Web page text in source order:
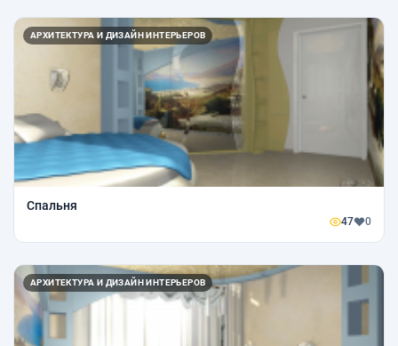
АРХИТЕКТУРА И ДИЗАЙН ИНТЕРЬЕРОВ
Спальня
47 0
АРХИТЕКТУРА И ДИЗАЙН ИНТЕРЬЕРОВ